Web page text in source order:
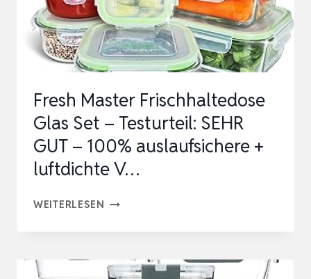
Fresh Master Frischhaltedose
Glas Set – Testurteil: SEHR
GUT – 100% auslaufsichere +
luftdichte V…
WEITERLESEN FRESH
GLAS